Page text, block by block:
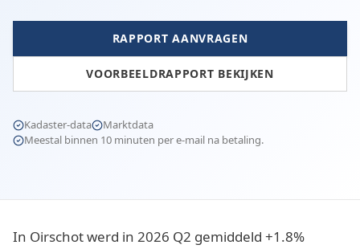
RAPPORT AANVRAGEN
VOORBEELDRAPPORT BEKIJKEN
Kadaster-data
Marktdata
Meestal binnen 10 minuten per e-mail na betaling.
In Oirschot werd in 2026 Q2 gemiddeld +1.8%